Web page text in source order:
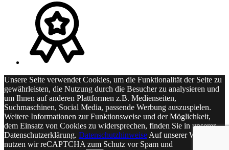
Unsere Seite verwendet Cookies, um die Funktionalität der Seite zu
gewährleisten, die Nutzung durch die Besucher zu analysieren und
um Ihnen auf anderen Plattformen z.B. Medienseiten,
Suchmaschinen, Social Media, passende Werbung auszuspielen.
Weitere Informationen zur Funktionsweise und der Möglichkeit,
dem Einsatz von Cookies zu widersprechen, finden Sie in unserer
Datenschutzerklärung. Datenschutzhinweise Auf unserer Webseite
nutzen wir reCAPTCHA zum Schutz vor Spam und